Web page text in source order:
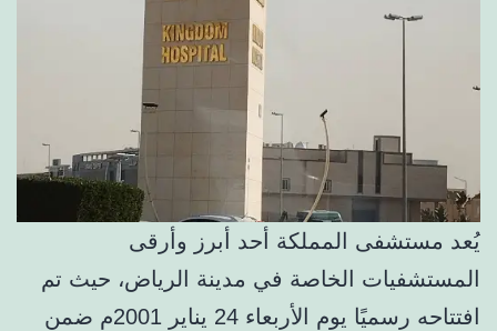
يُعد مستشفى المملكة أحد أبرز وأرقى
المستشفيات الخاصة في مدينة الرياض، حيث تم
افتتاحه رسميًا يوم الأربعاء 24 يناير 2001م ضمن